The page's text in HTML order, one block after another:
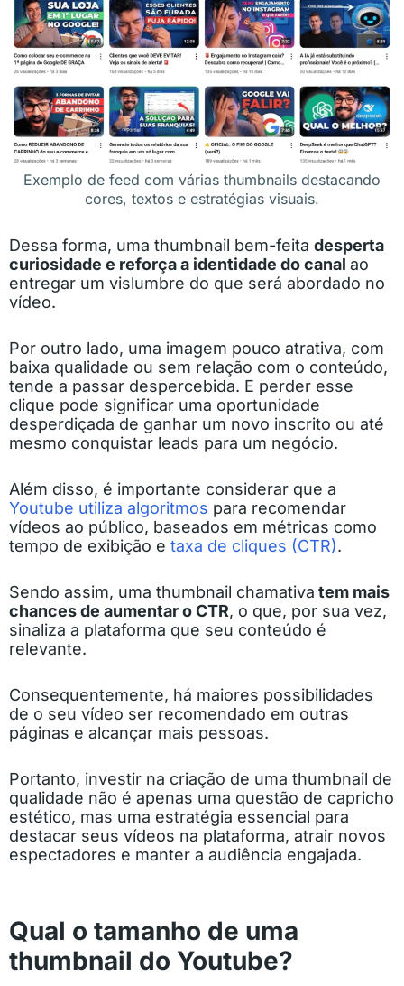
Exemplo de feed com várias thumbnails destacando
cores, textos e estratégias visuais.
Dessa forma, uma thumbnail bem-feita desperta
curiosidade e reforça a identidade do canal ao
entregar um vislumbre do que será abordado no
vídeo.
Por outro lado, uma imagem pouco atrativa, com
baixa qualidade ou sem relação com o conteúdo,
tende a passar despercebida. E perder esse
clique pode significar uma oportunidade
desperdiçada de ganhar um novo inscrito ou até
mesmo conquistar leads para um negócio.
Além disso, é importante considerar que a
Youtube utiliza algoritmos para recomendar
vídeos ao público, baseados em métricas como
tempo de exibição e taxa de cliques (CTR).
Sendo assim, uma thumbnail chamativa tem mais
chances de aumentar o CTR, o que, por sua vez,
sinaliza a plataforma que seu conteúdo é
relevante.
Consequentemente, há maiores possibilidades
de o seu vídeo ser recomendado em outras
páginas e alcançar mais pessoas.
Portanto, investir na criação de uma thumbnail de
qualidade não é apenas uma questão de capricho
estético, mas uma estratégia essencial para
destacar seus vídeos na plataforma, atrair novos
espectadores e manter a audiência engajada.
Qual o tamanho de uma
thumbnail do Youtube?